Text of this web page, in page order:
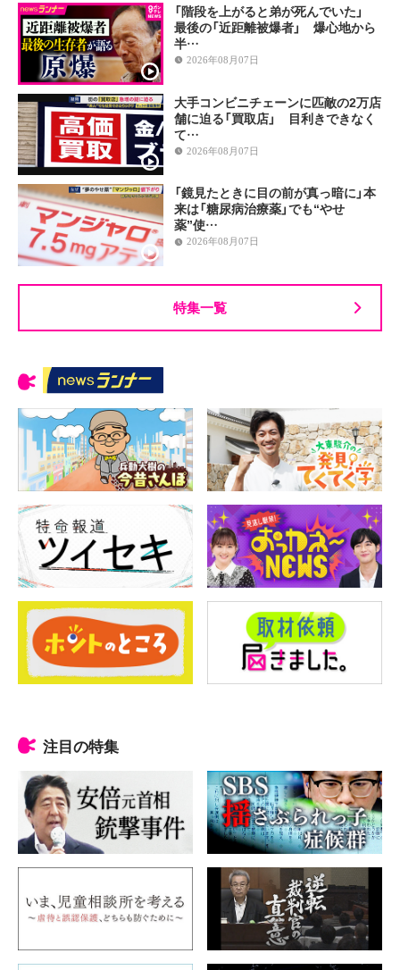
「階段を上がると弟が死んでいた」
最後の「近距離被爆者」 爆心地から
半…
2026年08月07日
大手コンビニチェーンに匹敵の2万店
舗に迫る「買取店」 目利きできなく
て…
2026年08月07日
「鏡見たときに目の前が真っ暗に」本
来は「糖尿病治療薬」でも“やせ
薬”使…
2026年08月07日
特集一覧
注目の特集